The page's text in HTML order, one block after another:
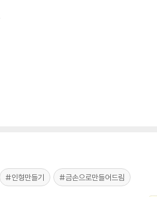
#인형만들기 #금손으로만들어드림